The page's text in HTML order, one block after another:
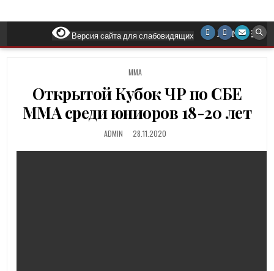
MENU
Версия сайта для слабовидящих
P
S
T
E
ММА
Открытой Кубок ЧР по СБЕ
ММА среди юниоров 18-20 лет
ADMIN 28.11.2020